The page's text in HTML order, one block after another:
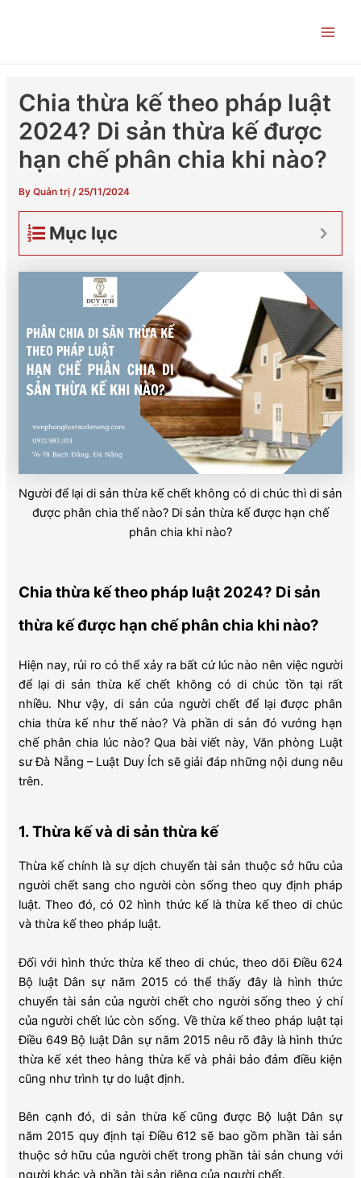
Chia thừa kế theo pháp luật
2024? Di sản thừa kế được
hạn chế phân chia khi nào?
By Quản trị /25/11/2024
Mục lục
Người để lại di sản thừa kế chết không có di chúc thì di sản
được phân chia thế nào? Di sản thừa kế được hạn chế
phân chia khi nào?
Chia thừa kế theo pháp luật 2024? Di sản
thừa kế được hạn chế phân chia khi nào?
Hiện nay, rủi ro có thể xảy ra bất cứ lúc nào nên việc người
để lại di sản thừa kế chết không có di chúc tồn tại rất
nhiều. Như vậy, di sản của người chết để lại được phân
chia thừa kế như thế nào? Và phần di sản đó vướng hạn
chế phân chia lúc nào? Qua bài viết này, Văn phòng Luật
sư Đà Nẵng – Luật Duy Ích sẽ giải đáp những nội dung nêu
trên.
1. Thừa kế và di sản thừa kế
Thừa kế chính là sự dịch chuyển tài sản thuộc sở hữu của
người chết sang cho người còn sống theo quy định pháp
luật. Theo đó, có 02 hình thức kế là thừa kế theo di chúc
và thừa kế theo pháp luật.
Đối với hình thức thừa kế theo di chúc, theo dõi Điều 624
Bộ luật Dân sự năm 2015 có thể thấy đây là hình thức
chuyển tài sản của người chết cho người sống theo ý chí
của người chết lúc còn sống. Về thừa kế theo pháp luật tại
Điều 649 Bộ luật Dân sự năm 2015 nêu rõ đây là hình thức
thừa kế xét theo hàng thừa kế và phải bảo đảm điều kiện
cũng như trình tự do luật định.
Bên cạnh đó, di sản thừa kế cũng được Bộ luật Dân sự
năm 2015 quy định tại Điều 612 sẽ bao gồm phần tài sản
thuộc sở hữu của người chết trong phần tài sản chung với
người khác và phần tài sản riêng của người chết.